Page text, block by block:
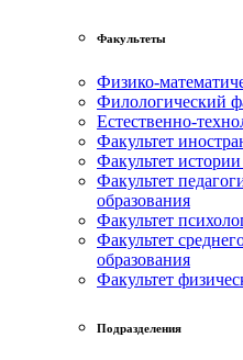
Факультеты
Физико-
Филологический
Естественно-
Факультет
Факультет
Факультет
образования
Факультет
Факультет
образования
Факультет
Подразделения